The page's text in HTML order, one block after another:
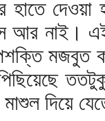
হাতে দেওয়া
আর নাই।
মজবুত
দিয়ে